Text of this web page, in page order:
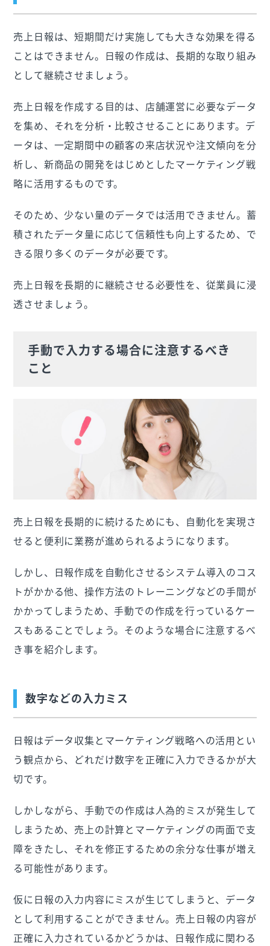
売上日報は、短期間だけ実施しても大きな効果を得る
ことはできません。日報の作成は、長期的な取り組み
として継続させましょう。
売上日報を作成する目的は、店舗運営に必要なデータ
を集め、それを分析・比較させることにあります。デ
ータは、一定期間中の顧客の来店状況や注文傾向を分
析し、新商品の開発をはじめとしたマーケティング戦
略に活用するものです。
そのため、少ない量のデータでは活用できません。蓄
積されたデータ量に応じて信頼性も向上するため、で
きる限り多くのデータが必要です。
売上日報を長期的に継続させる必要性を、従業員に浸
透させましょう。
手動で入力する場合に注意するべき
こと
売上日報を長期的に続けるためにも、自動化を実現さ
せると便利に業務が進められるようになります。
しかし、日報作成を自動化させるシステム導入のコス
トがかかる他、操作方法のトレーニングなどの手間が
かかってしまうため、手動での作成を行っているケー
スもあることでしょう。そのような場合に注意するべ
き事を紹介します。
数字などの入力ミス
日報はデータ収集とマーケティング戦略への活用とい
う観点から、どれだけ数字を正確に入力できるかが大
切です。
しかしながら、手動での作成は人為的ミスが発生して
しまうため、売上の計算とマーケティングの両面で支
障をきたし、それを修正するための余分な仕事が増え
る可能性があります。
仮に日報の入力内容にミスが生じてしまうと、データ
として利用することができません。売上日報の内容が
正確に入力されているかどうかは、日報作成に関わる